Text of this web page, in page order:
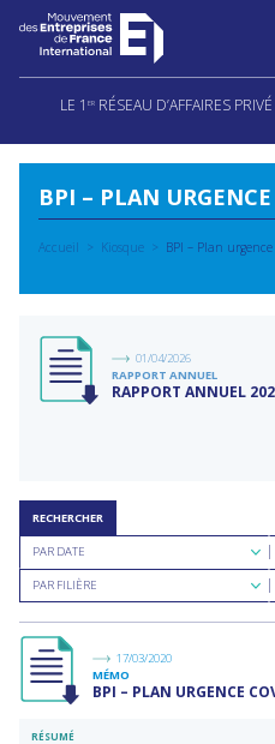
Aller
LE 1 ER RÉSEAU D’AFFAIRES
BPI – PLAN
Accueil Kiosque BPI – Plan urgence
01/04/2026
RAPPORT ANNUEL
RAPPORT ANNUEL
RECHERCHER
Rechercher
par
date
PAR DATE
Rechercher
parPAR FILIÈRE
17/03/2020
MÉMO
BPI – PLAN URGENCE
RÉSUMÉ